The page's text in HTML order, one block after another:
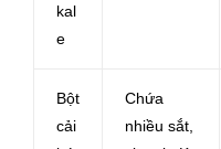
kal
e
Bột
cải
Chứa
nhiều sắt,